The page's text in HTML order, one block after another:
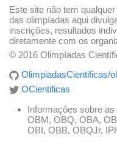
Este site não tem
das olimpíadas aqui
inscrições, resultados
diretamente com os
© 2016 Olimpíadas
OlimpiadasCientificas/
OCientificas
Informações sobre
OBM, OBQ, OBA,
OBI, OBB, OBQJr,